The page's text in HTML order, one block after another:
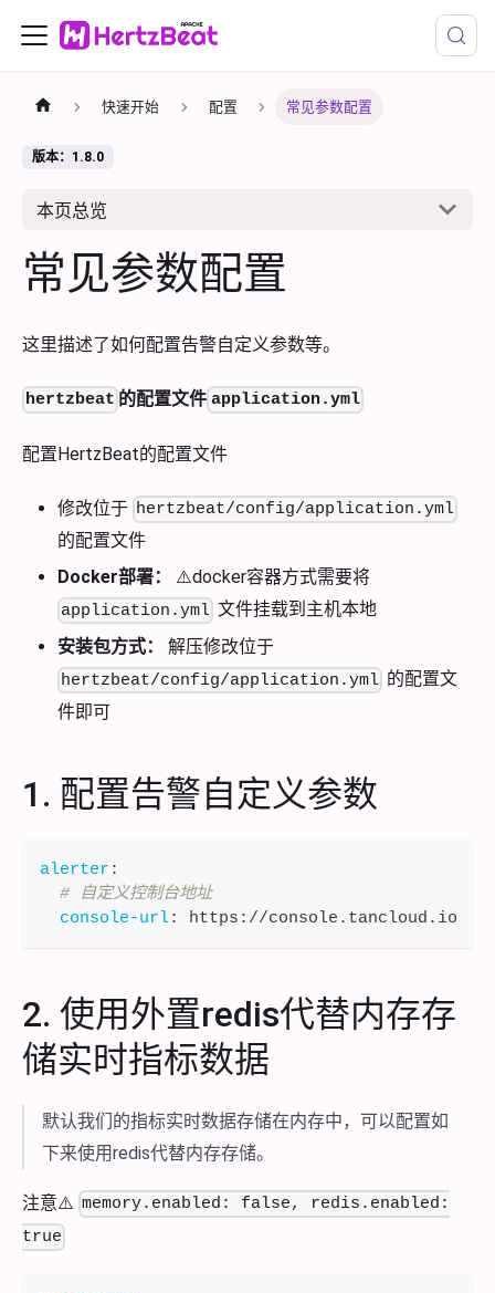
快速开始 配置 常见参数配置
版本：1.8.0
本页总览
常见参数配置
这里描述了如何配置告警自定义参数等。
hertzbeat 的配置文件 application.yml
配置HertzBeat的配置文件
修改位于 hertzbeat/config/application.yml
的配置文件
Docker部署：
⚠️docker容器方式需要将
application.yml 文件挂载到主机本地
安装包方式：
解压修改位于
hertzbeat/config/application.yml 的配置文
件即可
1. 配置告警自定义参数
alerter :
# 自定义控制台地址
console-url: https : //console.tancloud.io
2. 使用外置redis代替内存存
储实时指标数据
默认我们的指标实时数据存储在内存中，可以配置如
下来使用redis代替内存存储。
注意⚠️ memory.enabled: false, redis.enabled:
true